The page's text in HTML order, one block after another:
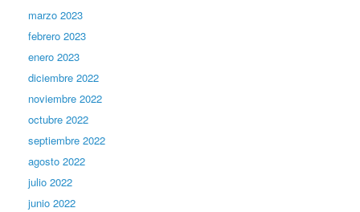
marzo 2023
febrero 2023
enero 2023
diciembre 2022
noviembre 2022
octubre 2022
septiembre 2022
agosto 2022
julio 2022
junio 2022